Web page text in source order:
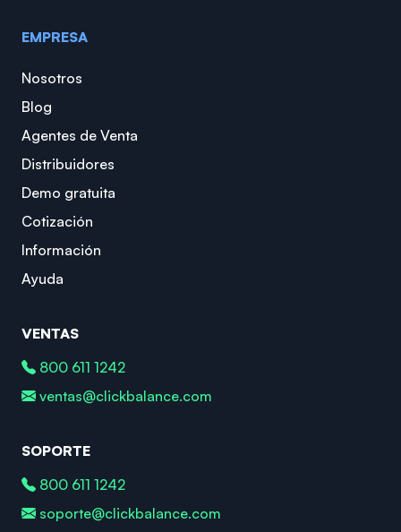
EMPRESA
Nosotros
Blog
Agentes de Venta
Distribuidores
Demo gratuita
Cotización
Información
Ayuda
VENTAS
800 611 1242
ventas@clickbalance.com
SOPORTE
800 611 1242
soporte@clickbalance.com